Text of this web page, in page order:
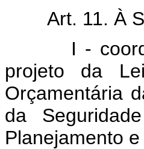
Art. 11. À
I -
projeto da
Orçamentária
da
Planejamento e